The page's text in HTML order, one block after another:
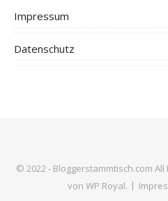
Impressum
Datenschutz
© 2022 - Bloggerstammtisch.com
von WP Royal.